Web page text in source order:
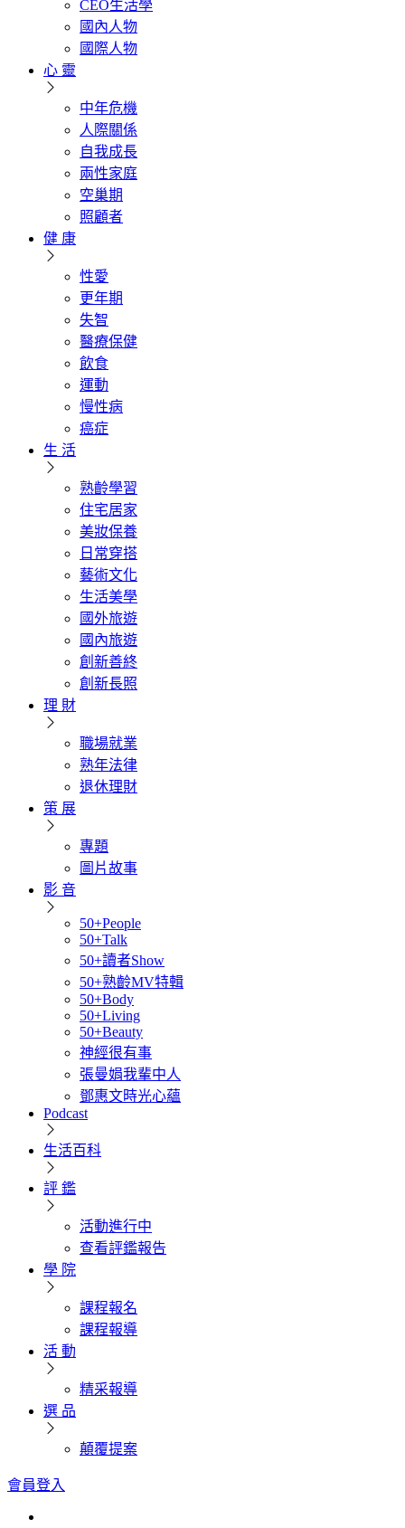
CEO生活學
國內人物
國際人物
心 靈
中年危機
人際關係
自我成長
兩性家庭
空巢期
照顧者
健 康
性愛
更年期
失智
醫療保健
飲食
運動
慢性病
癌症
生 活
熟齡學習
住宅居家
美妝保養
日常穿搭
藝術文化
生活美學
國外旅遊
國內旅遊
創新善終
創新長照
理 財
職場就業
熟年法律
退休理財
策 展
專題
圖片故事
影 音
50+People
50+Talk
50+讀者Show
50+熟齡MV特輯
50+Body
50+Living
50+Beauty
神經很有事
張曼娟我輩中人
鄧惠文時光心蘊
Podcast
生活百科
評 鑑
活動進行中
查看評鑑報告
學 院
課程報名
課程報導
活 動
精采報導
選 品
顛覆提案
會員登入